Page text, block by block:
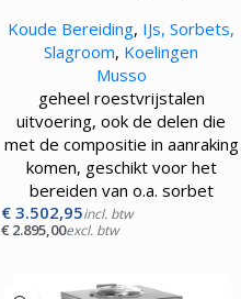
Koude Bereiding, IJs, Sorbets,
Slagroom, Koelingen
Musso
geheel roestvrijstalen
uitvoering, ook de delen die
met de compositie in aanraking
komen, geschikt voor het
bereiden van o.a. sorbet
€ 3.502,95incl. btw
€ 2.895,00excl. btw